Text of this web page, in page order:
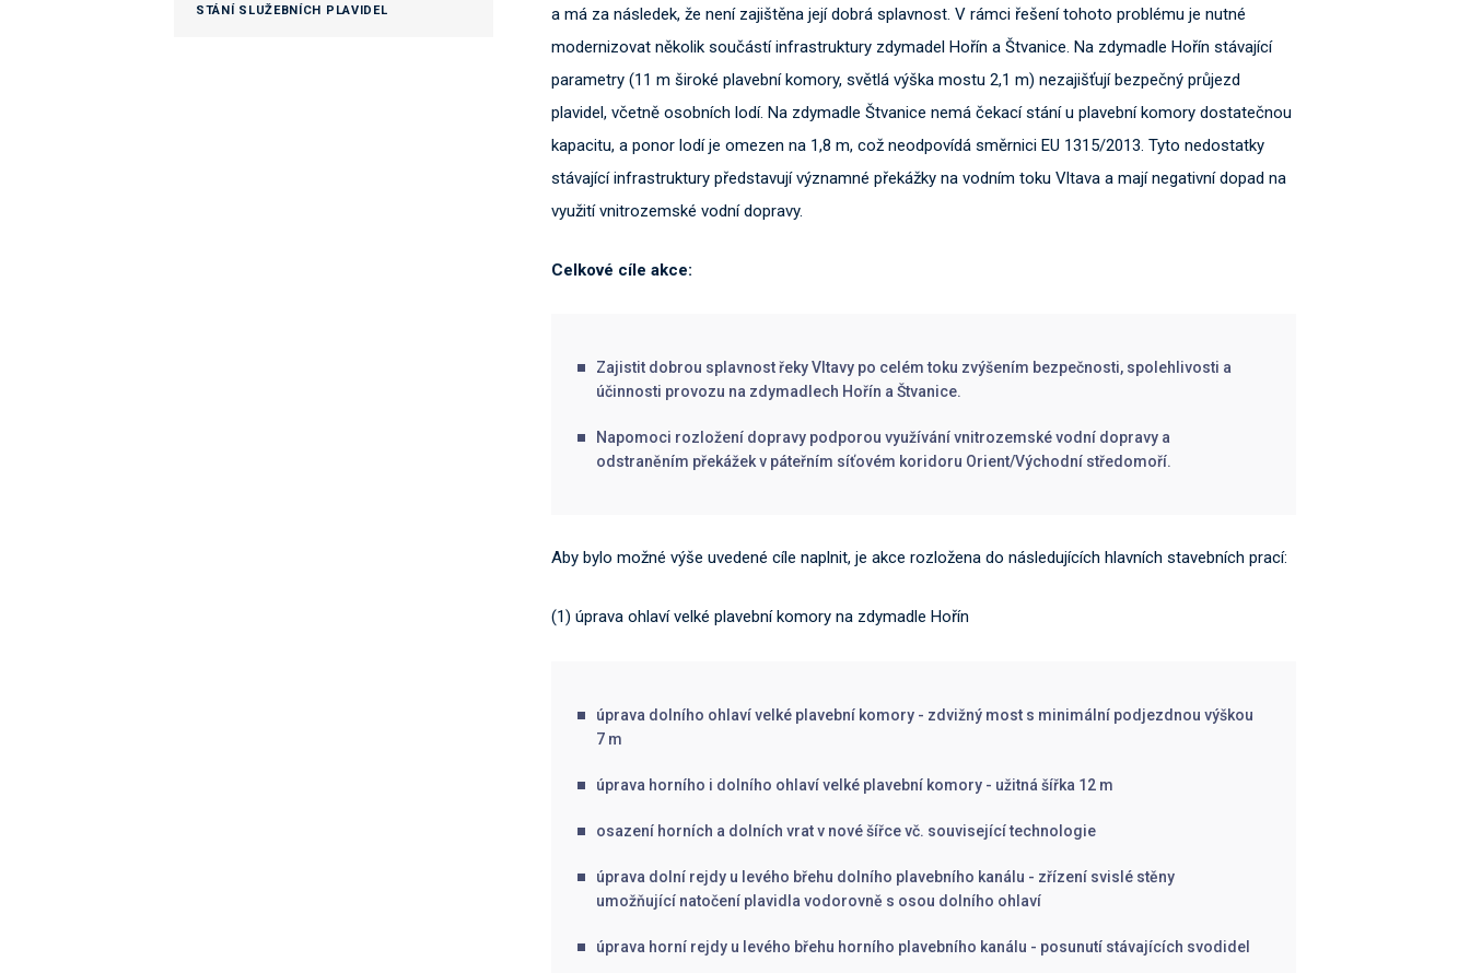
STÁNÍ SLUŽEBNÍCH PLAVIDEL
a má za následek, že není zajištěna její dobrá splavnost. V rámci řešení tohoto problému je nutné
modernizovat několik součástí infrastruktury zdymadel Hořín a Štvanice. Na zdymadle Hořín stávající
parametry (11 m široké plavební komory, světlá výška mostu 2,1 m) nezajišťují bezpečný průjezd
plavidel, včetně osobních lodí. Na zdymadle Štvanice nemá čekací stání u plavební komory dostatečnou
kapacitu, a ponor lodí je omezen na 1,8 m, což neodpovídá směrnici EU 1315/2013. Tyto nedostatky
stávající infrastruktury představují významné překážky na vodním toku Vltava a mají negativní dopad na
využití vnitrozemské vodní dopravy.
Celkové cíle akce:
Zajistit dobrou splavnost řeky Vltavy po celém toku zvýšením bezpečnosti, spolehlivosti a
účinnosti provozu na zdymadlech Hořín a Štvanice.
Napomoci rozložení dopravy podporou využívání vnitrozemské vodní dopravy a
odstraněním překážek v páteřním síťovém koridoru Orient/Východní středomoří.
Aby bylo možné výše uvedené cíle naplnit, je akce rozložena do následujících hlavních stavebních prací:
(1) úprava ohlaví velké plavební komory na zdymadle Hořín
úprava dolního ohlaví velké plavební komory - zdvižný most s minimální podjezdnou výškou
7 m
úprava horního i dolního ohlaví velké plavební komory - užitná šířka 12 m
osazení horních a dolních vrat v nové šířce vč. související technologie
úprava dolní rejdy u levého břehu dolního plavebního kanálu - zřízení svislé stěny
umožňující natočení plavidla vodorovně s osou dolního ohlaví
úprava horní rejdy u levého břehu horního plavebního kanálu - posunutí stávajících svodidel